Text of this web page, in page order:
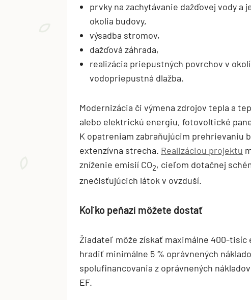
prvky na zachytávanie dažďovej vody a
okolia budovy,
výsadba stromov,
dažďová záhrada,
realizácia priepustných povrchov v
vodopriepustná dlažba.
Modernizácia či výmena zdrojov tepla a
alebo elektrickú energiu, fotovoltické
K opatreniam zabraňujúcim prehrievaniu
extenzívna strecha. Realizáciou projektu
zníženie emisií CO2, cieľom dotačnej
znečisťujúcich látok v ovzduší.
Koľko peňazí môžete dostať
Žiadateľ môže získať maximálne 400-
hradiť minimálne 5 % oprávnených
spolufinancovania z oprávnených
EF.